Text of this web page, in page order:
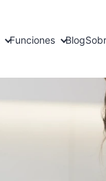
Funciones Blog